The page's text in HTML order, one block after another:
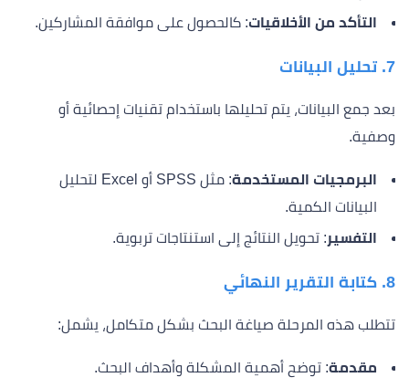
التأكد من الأخلاقيات: كالحصول على موافقة المشاركين.
7. تحليل البيانات
بعد جمع البيانات، يتم تحليلها باستخدام تقنيات إحصائية أو
وصفية.
البرمجيات المستخدمة
: مثل SPSS أو Excel لتحليل
البيانات الكمية.
التفسير: تحويل النتائج إلى استنتاجات تربوية.
8. كتابة التقرير النهائي
تتطلب هذه المرحلة صياغة البحث بشكل متكامل، يشمل:
مقدمة: توضح أهمية المشكلة وأهداف البحث.